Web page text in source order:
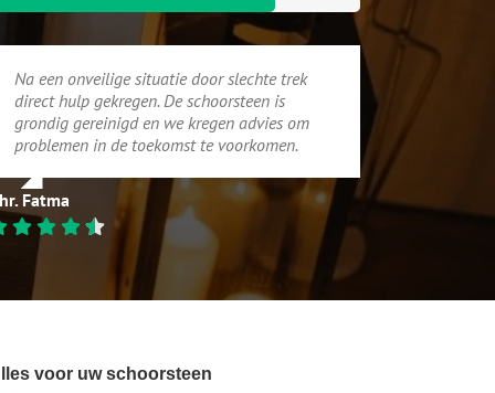
Na een onveilige situatie door slechte trek
direct hulp gekregen. De schoorsteen is
grondig gereinigd en we kregen advies om
problemen in de toekomst te voorkomen.
Fatma
voor uw schoorsteen